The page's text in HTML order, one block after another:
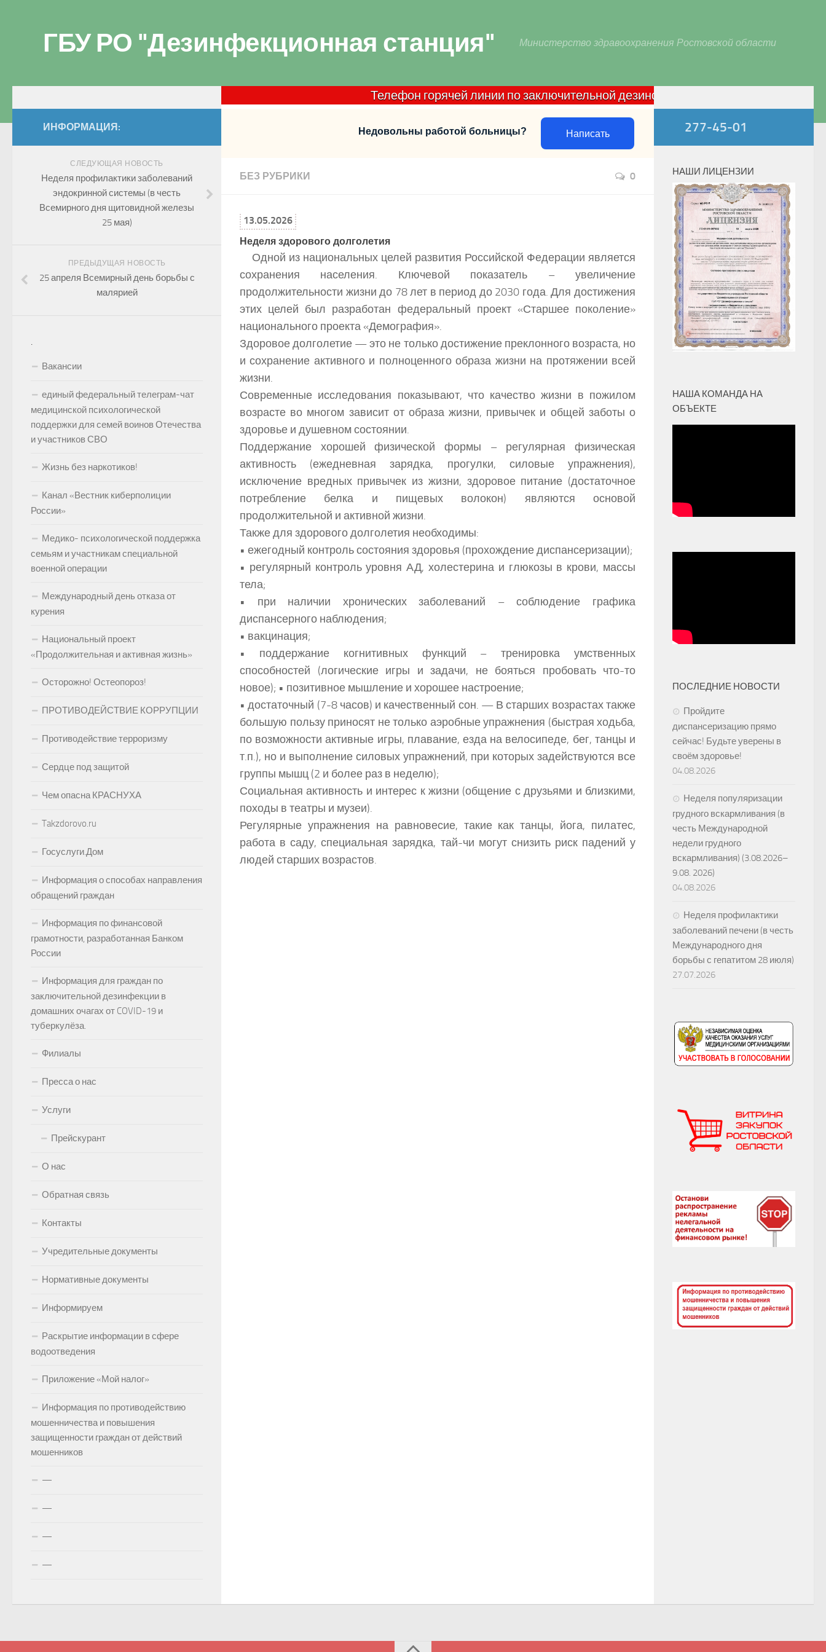
ГБУ РО "Дезинфекционная станция" Министерство здравоохранения Ростовской области
Телефон горячей линии по заключительной дезинфекции домашних очагов по
Недовольны работой больницы? Написать
БЕЗ РУБРИКИ 0
13.05.2026
Неделя здорового долголетия
Одной из национальных целей развития Российской Федерации является
сохранения населения. Ключевой показатель – увеличение
продолжительности жизни до 78 лет в период до 2030 года. Для достижения
этих целей был разработан федеральный проект «Старшее поколение»
национального проекта «Демография».
Здоровое долголетие — это не только достижение преклонного возраста, но
и сохранение активного и полноценного образа жизни на протяжении всей
жизни.
Современные исследования показывают, что качество жизни в пожилом
возрасте во многом зависит от образа жизни, привычек и общей заботы о
здоровье и душевном состоянии.
Поддержание хорошей физической формы – регулярная физическая
активность (ежедневная зарядка, прогулки, силовые упражнения),
исключение вредных привычек из жизни, здоровое питание (достаточное
потребление белка и пищевых волокон) являются основой
продолжительной и активной жизни.
Также для здорового долголетия необходимы:
• ежегодный контроль состояния здоровья (прохождение диспансеризации);
• регулярный контроль уровня АД, холестерина и глюкозы в крови, массы
тела;
• при наличии хронических заболеваний – соблюдение графика
диспансерного наблюдения;
• вакцинация;
• поддержание когнитивных функций – тренировка умственных
способностей (логические игры и задачи, не бояться пробовать что-то
новое); • позитивное мышление и хорошее настроение;
• достаточный (7-8 часов) и качественный сон. — В старших возрастах также
большую пользу приносят не только аэробные упражнения (быстрая ходьба,
по возможности активные игры, плавание, езда на велосипеде, бег, танцы и
т.п.), но и выполнение силовых упражнений, при которых задействуются все
группы мышц (2 и более раз в неделю);
Социальная активность и интерес к жизни (общение с друзьями и близкими,
походы в театры и музеи).
Регулярные упражнения на равновесие, такие как танцы, йога, пилатес,
работа в саду, специальная зарядка, тай-чи могут снизить риск падений у
людей старших возрастов.
ИНФОРМАЦИЯ:
СЛЕДУЮЩАЯ НОВОСТЬ
Неделя профилактики заболеваний
эндокринной системы (в честь
Всемирного дня щитовидной железы
25 мая)
ПРЕДЫДУЩАЯ НОВОСТЬ
25 апреля Всемирный день борьбы с
малярией
.
Вакансии
единый федеральный телеграм-чат
медицинской психологической
поддержки для семей воинов Отечества
и участников СВО
Жизнь без наркотиков!
Канал «Вестник киберполиции
России»
Медико- психологической поддержка
семьям и участникам специальной
военной операции
Международный день отказа от
курения
Национальный проект
«Продолжительная и активная жизнь»
Осторожно! Остеопороз!
ПРОТИВОДЕЙСТВИЕ КОРРУПЦИИ
Противодействие терроризму
Сердце под защитой
Чем опасна КРАСНУХА
Takzdorovo.ru
Госуслуги.Дом
Информация о способах направления
обращений граждан
Информация по финансовой
грамотности, разработанная Банком
России
Информация для граждан по
заключительной дезинфекции в
домашних очагах от COVID-19 и
туберкулёза.
Филиалы
Пресса о нас
Услуги
Прейскурант
О нас
Обратная связь
Контакты
Учредительные документы
Нормативные документы
Информируем
Раскрытие информации в сфере
водоотведения
Приложение «Мой налог»
Информация по противодействию
мошенничества и повышения
защищенности граждан от действий
мошенников
—
—
—
—
277-45-01
НАШИ ЛИЦЕНЗИИ
НАША КОМАНДА НА
ОБЪЕКТЕ
ПОСЛЕДНИЕ НОВОСТИ
Пройдите
диспансеризацию прямо
сейчас! Будьте уверены в
своём здоровье!
04.08.2026
Неделя популяризации
грудного вскармливания (в
честь Международной
недели грудного
вскармливания) (3.08.2026–
9.08. 2026)
04.08.2026
Неделя профилактики
заболеваний печени (в честь
Международного дня
борьбы с гепатитом 28 июля)
27.07.2026